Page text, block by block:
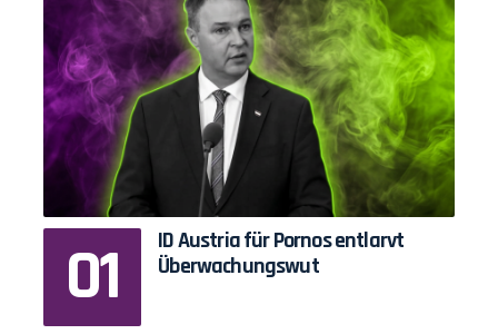
ID Austria für Pornos entlarvt
Überwachungswut